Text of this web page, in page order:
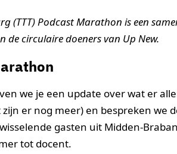
(TTT) Podcast Marathon is een
de circulaire doeners van Up New.
we je een update over wat er
er nog meer) en bespreken we
gasten uit Midden-
tot docent.